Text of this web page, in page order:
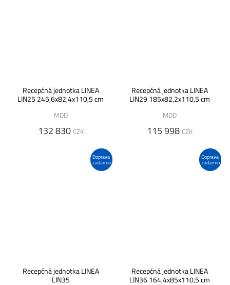
Recepčná jednotka LINEA
LIN25 245,6x82,4x110,5 cm
MDD
132 830 CZK
Recepčná jednotka LINEA
LIN29 185x82,2x110,5 cm
MDD
115 998 CZK
Doprava
zadarmo
Recepčná jednotka LINEA
LIN35
Doprava
zadarmo
Recepčná jednotka LINEA
LIN36 164,4x85x110,5 cm